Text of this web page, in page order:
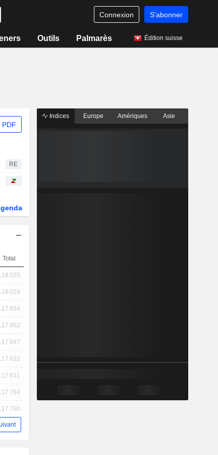
Connexion S'abonner
Outils Palmarès Édition suisse
PDF
RE
Total
025
024
894
862
847
832
831
784
760
Indices Europe Amériques Asie